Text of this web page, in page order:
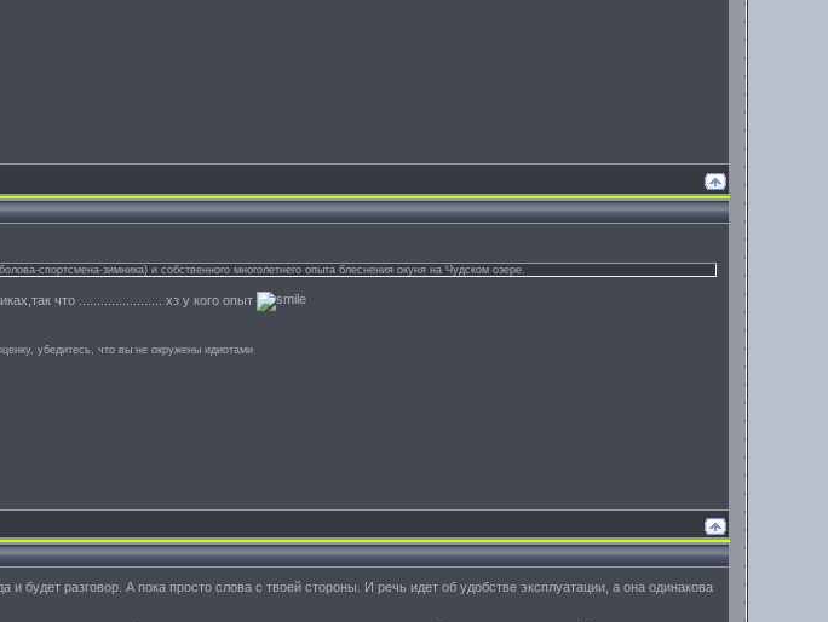
спортсмена-зимника) и собственного многолетнего опыта блеснения окуня на Чудском озере.
что ....................... хз у кого опыт
убедитесь, что вы не окружены идиотами
и будет разговор. А пока просто слова с твоей стороны. И речь идет об удобстве эксплуатации, а она одинакова